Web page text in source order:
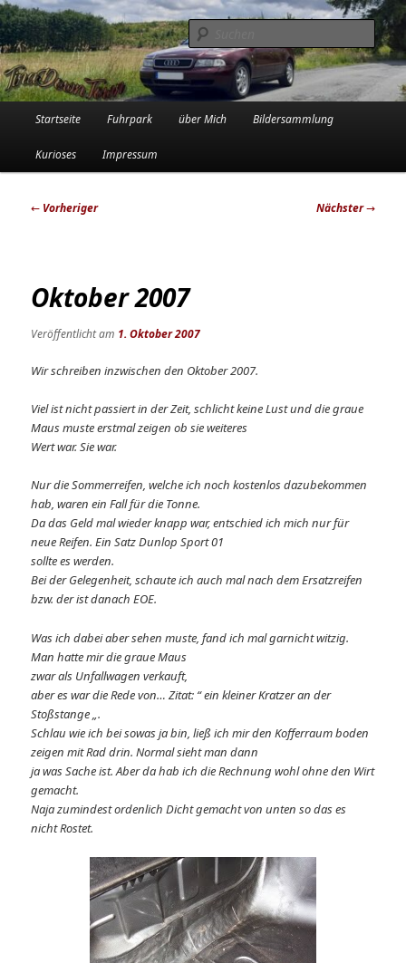
Zum
primären
Inhalt
springenTinadowntown
Die Audi-Schrauberin und ihre Erlebnisse in der Garage
Startseite Fuhrpark über Mich Bildersammlung
Kurioses Impressum
Beitragsnavigation
← Vorheriger Nächster→
Oktober 2007
Veröffentlicht am 1. Oktober 2007
Wir schreiben inzwischen den Oktober 2007.
Viel ist nicht passiert in der Zeit, schlicht keine Lust und die graue
Maus muste erstmal zeigen ob sie weiteres
Wert war. Sie war.
Nur die Sommerreifen, welche ich noch kostenlos dazubekommen
hab, waren ein Fall für die Tonne.
Da das Geld mal wieder knapp war, entschied ich mich nur für
neue Reifen. Ein Satz Dunlop Sport 01
sollte es werden.
Bei der Gelegenheit, schaute ich auch mal nach dem Ersatzreifen
bzw. der ist danach EOE.
Was ich dabei aber sehen muste, fand ich mal garnicht witzig.
Man hatte mir die graue Maus
zwar als Unfallwagen verkauft,
aber es war die Rede von… Zitat: “ ein kleiner Kratzer an der
Stoßstange „.
Schlau wie ich bei sowas ja bin, ließ ich mir den Kofferraum boden
zeigen mit Rad drin. Normal sieht man dann
ja was Sache ist. Aber da hab ich die Rechnung wohl ohne den Wirt
gemacht.
Naja zumindest ordenlich Dicht gemacht von unten so das es
nicht Rostet.